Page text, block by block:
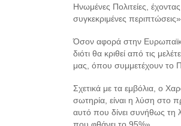
Ηνωμένες Πολιτείες,
συγκεκριμένες περιπτώσεις».
Όσον αφορά στην
διότι θα κριθεί από τις
μας, όπου συμμετέχουν το
Σχετικά με τα εμβόλια, ο
σωτηρία, είναι η λύση στο
αυτό που δίνει συνήθως τη